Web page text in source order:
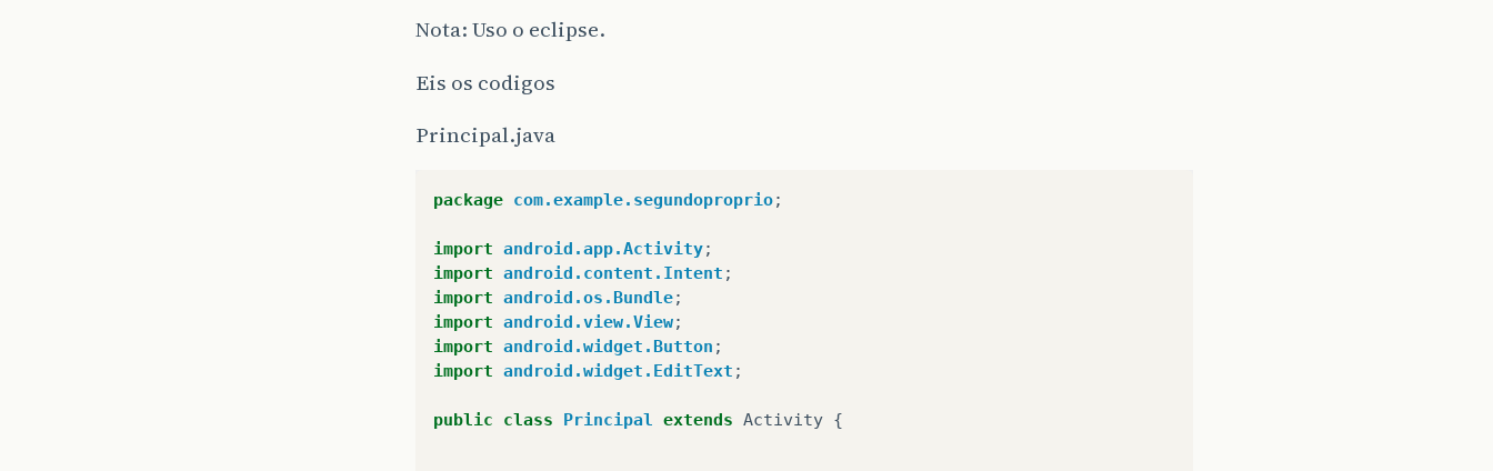
Nota: Uso o eclipse.
Eis os codigos
Principal.java
package com.example.segundoproprio;
import android.app.Activity;
import android.content.Intent ;
import android.os.Bundle;
import android.view.View;
import android.widget.Button ;
import android.widget.EditText ;
public class Principal extends Activity {